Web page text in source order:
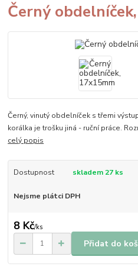
Černý
Černý, vinutý obdelníček s třemi
korálka je trošku jiná - ruční práce.
celý popis
Dostupnost skladem 27 ks
Nejsme plátci DPH
8 Kč/ks
Přidat do